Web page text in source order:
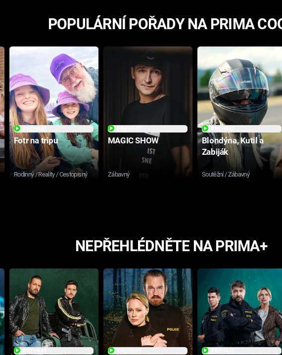
POPULÁRNÍ POŘADY NA PRIMA
Fotr na tripu
Rodinný / Reality / Cestopisný
MAGIC SHOW
Zábavný
Blondýna, Kutil a
Zabiják
Soutěžní / Zábavný
NEPŘEHLÉDNĚTE NA PRIMA+